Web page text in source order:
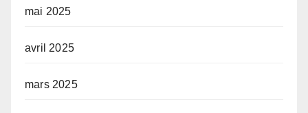
mai 2025
avril 2025
mars 2025